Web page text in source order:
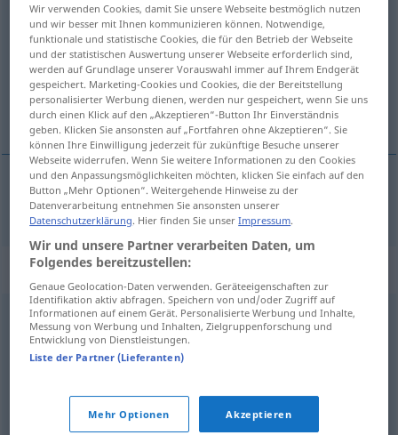
abzüglich
Übersicht aller Übersetzungen
(Für mehr Details die Übersetzung anklicken/antippen)
差し引いて
差し引いて[sashihiite] abzüglich
Synonyme für "abzüglich"
bar (einer Sache) (geh.),außer,ohne,ausgenommen
© OpenThesaurus.de
Wir verwenden Cookies, damit Sie unsere Webseite bestmöglich nutzen
und wir besser mit Ihnen kommunizieren können. Notwendige,
funktionale und statistische Cookies, die für den Betrieb der Webseite
und der statistischen Auswertung unserer Webseite erforderlich sind,
werden auf Grundlage unserer Vorauswahl immer auf Ihrem Endgerät
gespeichert. Marketing-Cookies und Cookies, die der Bereitstellung
personalisierter Werbung dienen, werden nur gespeichert, wenn Sie uns
durch einen Klick auf den „Akzeptieren“-Button Ihr Einverständnis
geben. Klicken Sie ansonsten auf „Fortfahren ohne Akzeptieren“. Sie
können Ihre Einwilligung jederzeit für zukünftige Besuche unserer
Webseite widerrufen. Wenn Sie weitere Informationen zu den Cookies
und den Anpassungsmöglichkeiten möchten, klicken Sie einfach auf den
Button „Mehr Optionen“. Weitergehende Hinweise zu der
Datenverarbeitung entnehmen Sie ansonsten unserer
Datenschutzerklärung. Hier finden Sie unserImpressum.
Wir und unsere Partner verarbeiten Daten, um
Folgendes bereitzustellen:
Genaue Geolocation-Daten verwenden. Geräteeigenschaften zur
Identifikation aktiv abfragen. Speichern von und/oder Zugriff auf
Informationen auf einem Gerät. Personalisierte Werbung und Inhalte,
Messung von Werbung und Inhalten, Zielgruppenforschung und
Entwicklung von Dienstleistungen.
Liste der Partner (Lieferanten)
Mehr Optionen Akzeptieren